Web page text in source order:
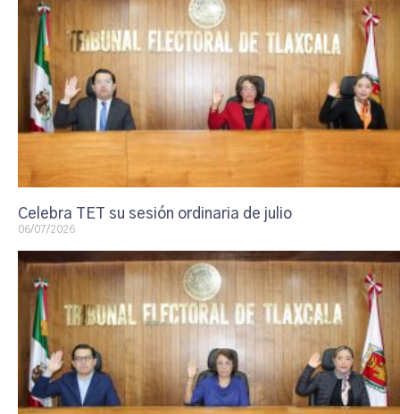
Celebra TET su sesión ordinaria de julio
06/07/2026